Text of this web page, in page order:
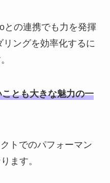
との連携でも力を発揮
リングを効率化するに
とも大きな魅力の一
トでのパフォーマン
ます。